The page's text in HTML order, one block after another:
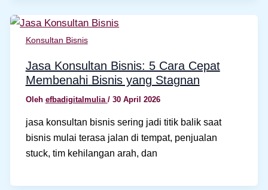
Konsultan Bisnis
Jasa Konsultan Bisnis: 5 Cara Cepat
Membenahi Bisnis yang Stagnan
Oleh efbadigitalmulia / 30 April 2026
jasa konsultan bisnis sering jadi titik balik saat
bisnis mulai terasa jalan di tempat, penjualan
stuck, tim kehilangan arah, dan